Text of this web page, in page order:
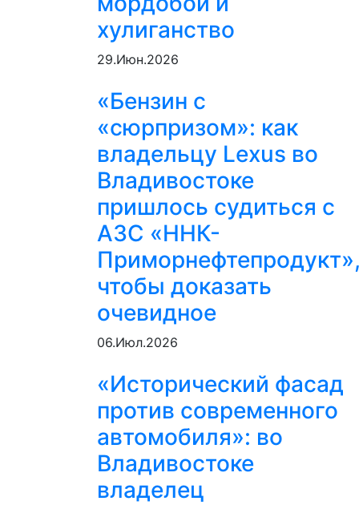
хулиганство
29.Июн.2026
«Бензин с
«сюрпризом»: как
владельцу Lexus во
Владивостоке
пришлось судиться с
АЗС «ННК-
чтобы доказать
очевидное
06.Июл.2026
«Исторический фасад
против современного
автомобиля»: во
Владивостоке
владелец